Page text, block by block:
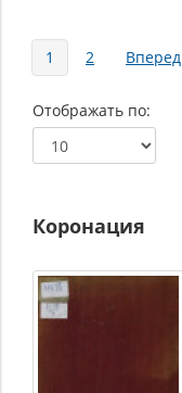
Страницы
1 2 Вперед
Отображать по
Коронация